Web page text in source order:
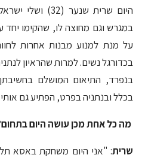
במגרש וגם מחוצה לו, שהקימו יחד
על מנת למנוע מבנות אחרות
בכדורגל נשים. למרות שהראיון
בנפרד, התיאום המושלם
בכלל ובנתניה בפרט, הפתיע גם
מה כל אחת מכן עושה היום בתחום
שרית: "אני היום משחקת באסא